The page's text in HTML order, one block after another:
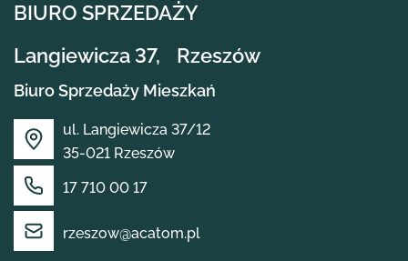
OFERTA
BIURO SPRZEDAŻY
Langiewicza 37, Rzeszów
Biuro Sprzedaży Mieszkań
ul. Langiewicza 37/12
35-021 Rzeszów
17 710 00 17
rzeszow@acatom.pl